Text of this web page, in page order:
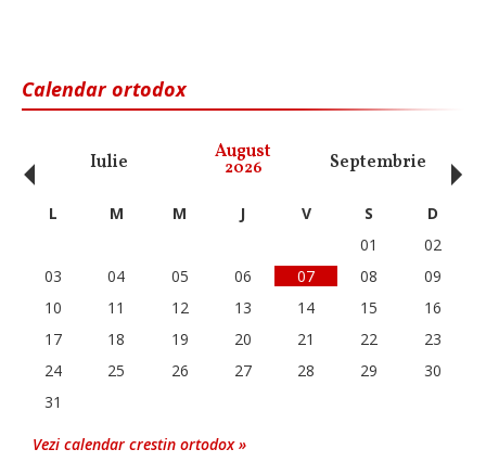
Calendar ortodox
Iulie August
2026 Septembrie
‹ L M M J V S
D
01
02
03
04 05 06 07 08
09
10
11 12 13 14 15
16
17
18 19 20 21 22
23
24
25 26 27 28 29
30
31
Vezi calendar crestin ortodox »